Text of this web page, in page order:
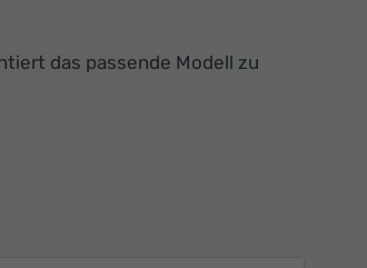
das passende Modell zu